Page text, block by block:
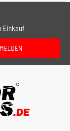
Einkauf